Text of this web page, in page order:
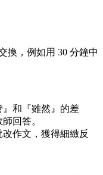
換，例如用 30 分鐘中
和『雖然』的差
回答。
作文，獲得細緻反